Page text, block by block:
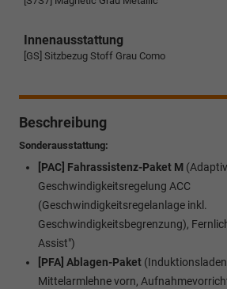
Innenausstattung
[GS] Sitzbezug Stoff Grau Como
Beschreibung
Sonderausstattung:
[PAC] Fahrassistenz-Paket M
Geschwindigkeitsregelung ACC
(Geschwindigkeitsregelanlage inkl.
Geschwindigkeitsbegrenzung),
Assist")
[PFA] Ablagen-Paket
Mittelarmlehne vorn,